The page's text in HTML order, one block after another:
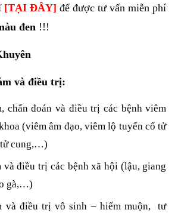
[TẠI ĐÂY] để được tư vấn miễn phí
đen!!!
và điều trị:
chẩn đoán và điều trị các bệnh viêm
(viêm âm đạo, viêm lộ tuyến cổ tử
cung,…)
và điều trị các bệnh xã hội (lậu, giang
gà,…)
và điều trị vô sinh – hiếm muộn, tư